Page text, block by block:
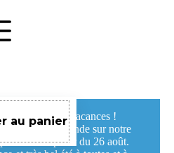
au panier
pendant nos vacances !
passer commande sur notre
à partir du 26 août.